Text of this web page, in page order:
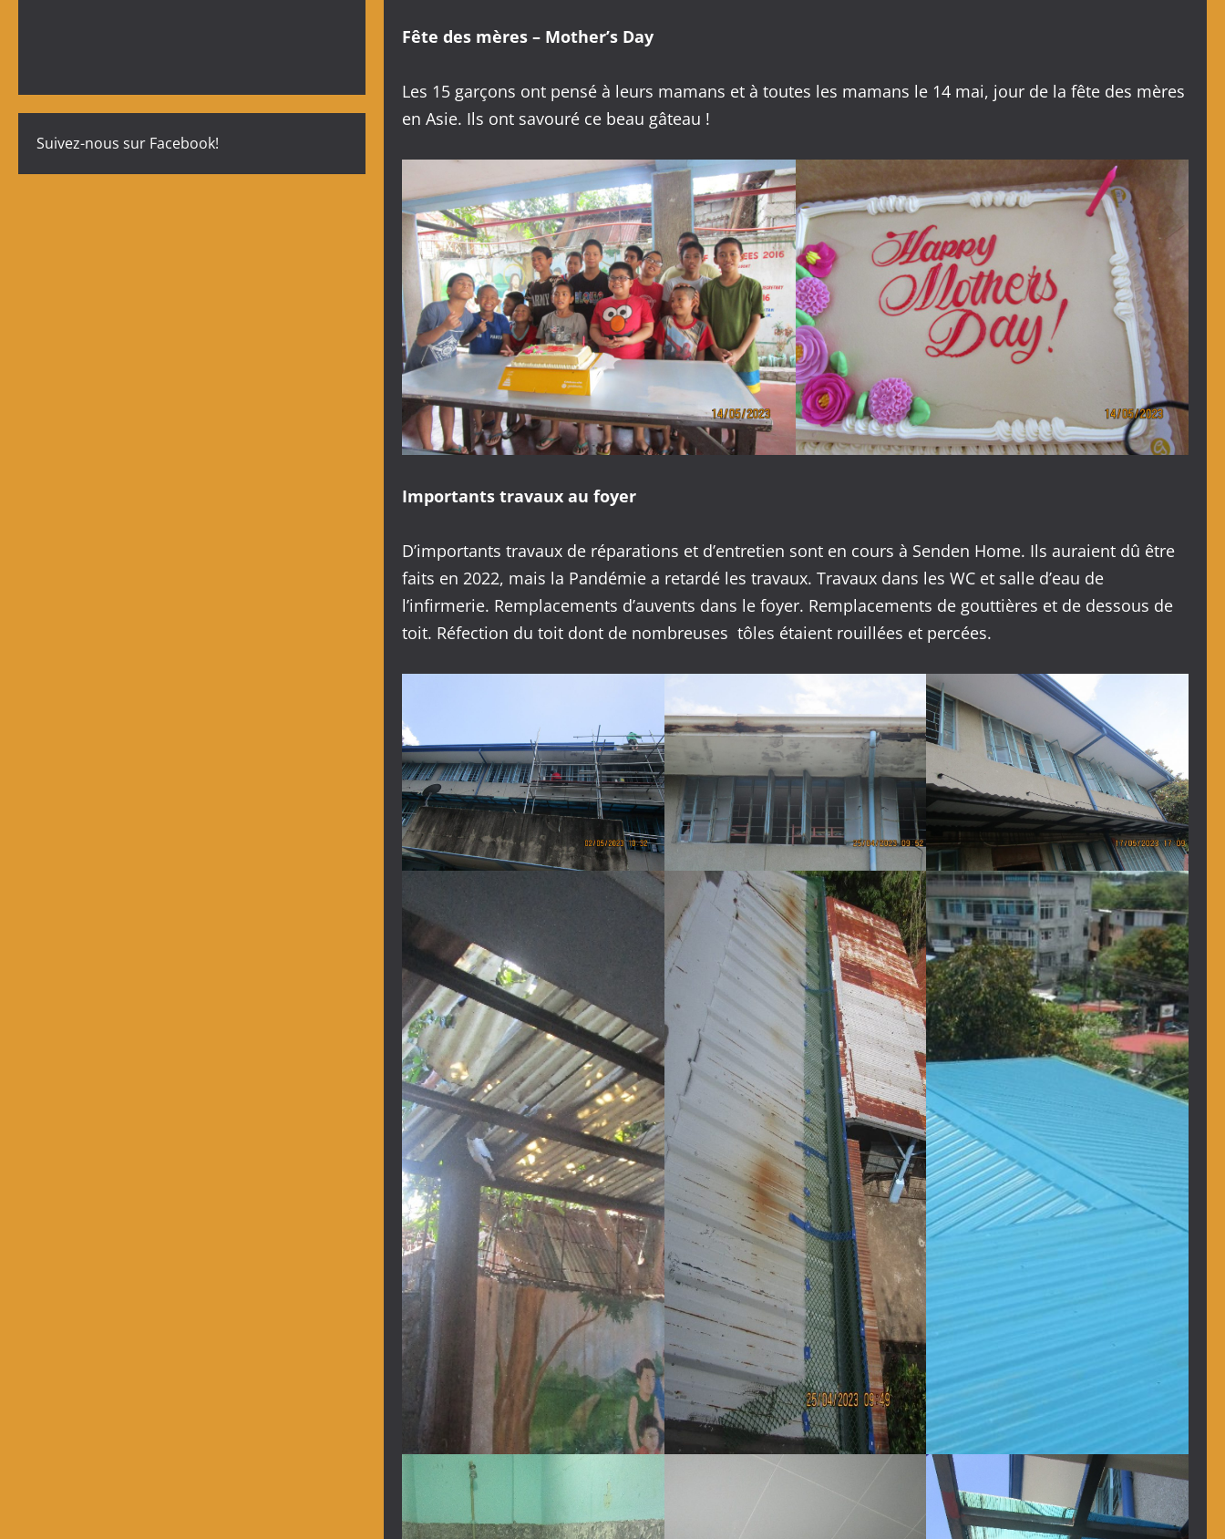
Fête des mères – Mother’s Day
Les 15 garçons ont pensé à leurs mamans et à toutes les mamans le 14 mai, jour de la fête des mères
en Asie. Ils ont savouré ce beau gâteau !
Importants travaux au foyer
D’importants travaux de réparations et d’entretien sont en cours à Senden Home. Ils auraient dû être
faits en 2022, mais la Pandémie a retardé les travaux. Travaux dans les WC et salle d’eau de
l’infirmerie. Remplacements d’auvents dans le foyer. Remplacements de gouttières et de dessous de
toit. Réfection du toit dont de nombreuses tôles étaient rouillées et percées.
Suivez-nous sur Facebook!